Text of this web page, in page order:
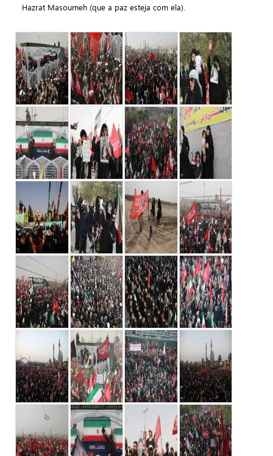
Hazrat Masoumeh (que a paz esteja com ela).